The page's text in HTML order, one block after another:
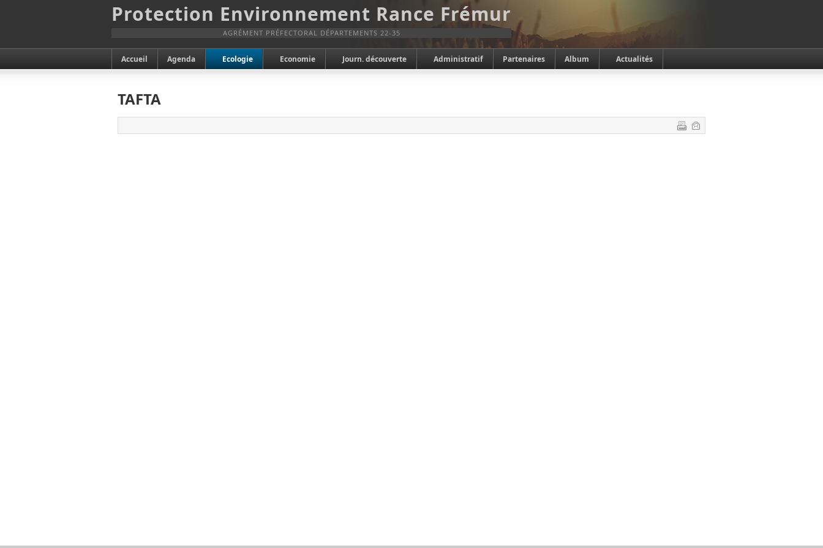
Protection Environnement Rance Frémur
AGRÉMENT PRÉFECTORAL DÉPARTEMENTS 22-35
Accueil Agenda Ecologie Economie Journ. découverte Administratif Partenaires Album Actualités
TAFTA